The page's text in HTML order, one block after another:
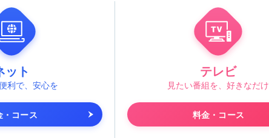
ット
利で、安心を
・コース
テレビ
見たい番組を、好きなだけ
料金・コース